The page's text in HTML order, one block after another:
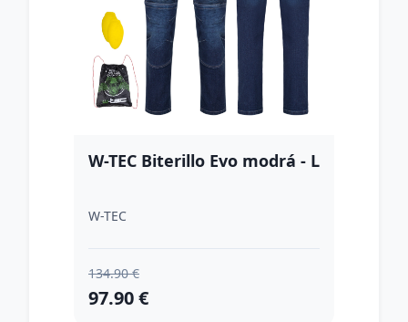
W-TEC Biterillo Evo modrá - L
W-TEC
134.90 €
97.90 €